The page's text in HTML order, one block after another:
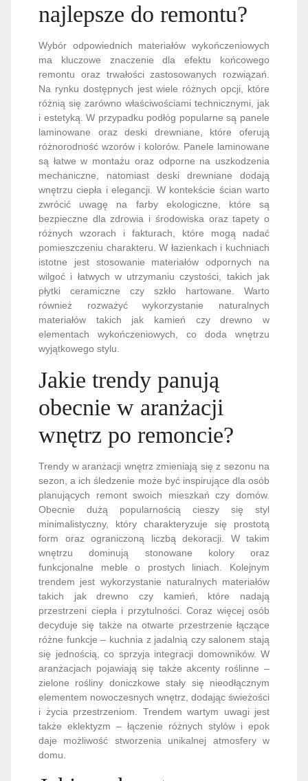
najlepsze do remontu?
Wybór odpowiednich materiałów wykończeniowych
ma kluczowe znaczenie dla efektu końcowego
remontu oraz trwałości zastosowanych rozwiązań.
Na rynku dostępnych jest wiele różnych opcji, które
różnią się zarówno właściwościami technicznymi, jak
i estetyką. W przypadku podłóg popularne są panele
laminowane oraz deski drewniane, które oferują
różnorodność wzorów i kolorów. Panele laminowane
są łatwe w montażu oraz odporne na uszkodzenia
mechaniczne, natomiast deski drewniane dodają
wnętrzu ciepła i elegancji. W kontekście ścian warto
zwrócić uwagę na farby ekologiczne, które są
bezpieczne dla zdrowia i środowiska oraz tapety o
różnych wzorach i fakturach, które mogą nadać
pomieszczeniu charakteru. W łazienkach i kuchniach
istotne jest stosowanie materiałów odpornych na
wilgoć i łatwych w utrzymaniu czystości, takich jak
płytki ceramiczne czy szkło hartowane. Warto
również rozważyć wykorzystanie naturalnych
materiałów takich jak kamień czy drewno w
elementach wykończeniowych, co doda wnętrzu
wyjątkowego stylu.
Jakie trendy panują
obecnie w aranżacji
wnętrz po remoncie?
Trendy w aranżacji wnętrz zmieniają się z sezonu na
sezon, a ich śledzenie może być inspirujące dla osób
planujących remont swoich mieszkań czy domów.
Obecnie dużą popularnością cieszy się styl
minimalistyczny, który charakteryzuje się prostotą
form oraz ograniczoną liczbą dekoracji. W takim
wnętrzu dominują stonowane kolory oraz
funkcjonalne meble o prostych liniach. Kolejnym
trendem jest wykorzystanie naturalnych materiałów
takich jak drewno czy kamień, które nadają
przestrzeni ciepła i przytulności. Coraz więcej osób
decyduje się także na otwarte przestrzenie łączące
różne funkcje – kuchnia z jadalnią czy salonem stają
się jednością, co sprzyja integracji domowników. W
aranżacjach pojawiają się także akcenty roślinne –
zielone rośliny doniczkowe stały się nieodłącznym
elementem nowoczesnych wnętrz, dodając świeżości
i życia przestrzeniom. Trendem wartym uwagi jest
także eklektyzm – łączenie różnych stylów i epok
daje możliwość stworzenia unikalnej atmosfery w
domu.